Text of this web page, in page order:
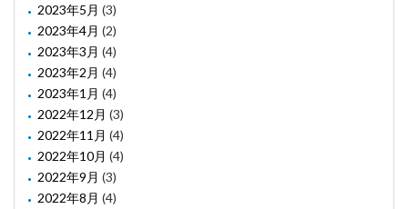
2023年5月 (3)
2023年4月 (2)
2023年3月 (4)
2023年2月 (4)
2023年1月 (4)
2022年12月 (3)
2022年11月 (4)
2022年10月 (4)
2022年9月 (3)
2022年8月 (4)